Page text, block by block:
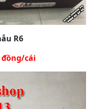
R6
đồng/cái